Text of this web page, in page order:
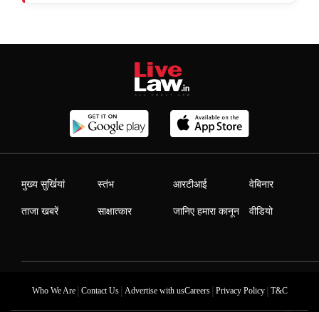
मुख्य सुर्खियां
ताजा खबरें
स्तंभ
साक्षात्कार
आरटीआई
जानिए हमारा कानून
वेबिनार
वीडियो
Who We Are| Contact Us| Advertise with usCareers| Privacy Policy| T&C